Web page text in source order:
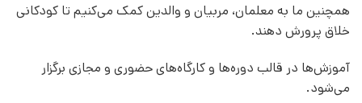
همچنین ما به معلمان، مربیان و والدین کمک می‌کنیم تا کودکانی
خلاق پرورش دهند.
آموزش‌ها در قالب دوره‌ها و کارگاه‌های حضوری و مجازی برگزار
می‌شود.